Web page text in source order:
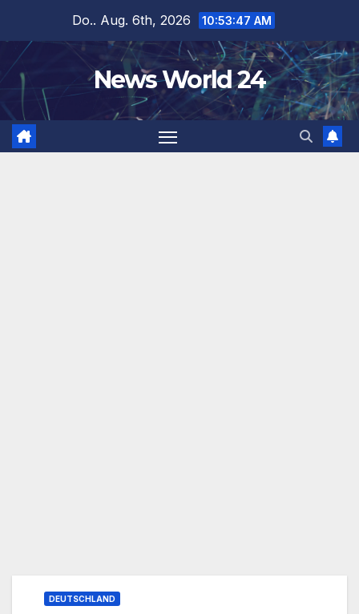
springen
Do.. Aug. 6th, 2026 10:53:47 AM
News World 24
DEUTSCHLAND